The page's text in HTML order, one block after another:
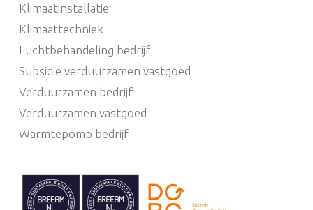
Klimaatinstallatie
Klimaattechniek
Luchtbehandeling bedrijf
Subsidie verduurzamen vastgoed
Verduurzamen bedrijf
Verduurzamen vastgoed
Warmtepomp bedrijf